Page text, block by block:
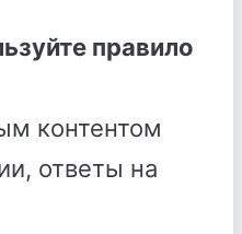
правило
контентом
ответы на